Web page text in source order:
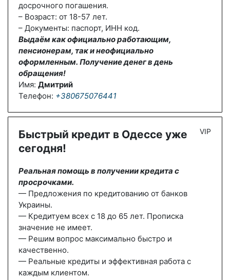
досрочного погашения.
– Возраст: от 18-57 лет.
– Документы: паспорт, ИНН код.
Выдаём как официально работающим,
пенсионерам, так и неофициально
оформленным. Получение денег в день
обращения!
Имя: Дмитрий
Телефон: +380675076441
Быстрый кредит в Одессе уже
сегодня!
Реальная помощь в получении кредита с
просрочками.
— Предложения по кредитованию от банков
Украины.
— Кредитуем всех с 18 до 65 лет. Прописка
значение не имеет.
— Решим вопрос максимально быстро и
качественно.
— Реальные кредиты и эффективная работа с
каждым клиентом.
VIP